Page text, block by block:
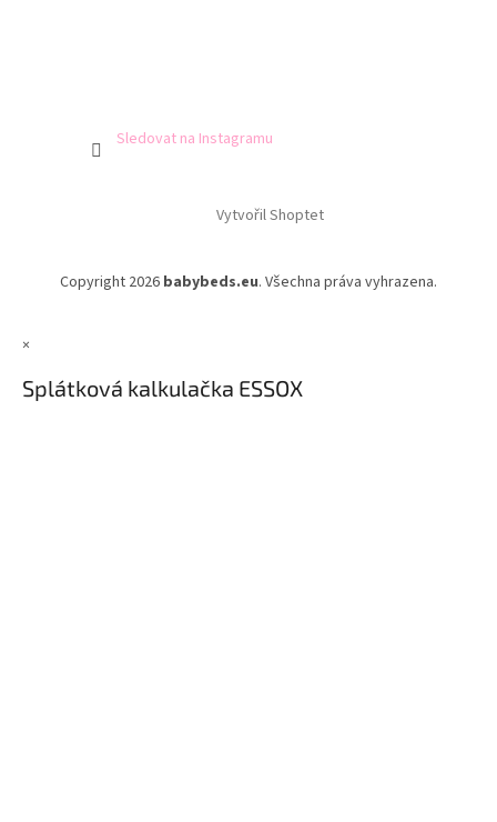
Sledovat na Instagramu
Vytvořil Shoptet
Copyright 2026 babybeds.eu. Všechna práva vyhrazena.
×
Splátková kalkulačka ESSOX